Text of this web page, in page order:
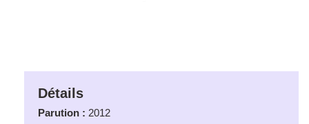
Détails
Parution : 2012